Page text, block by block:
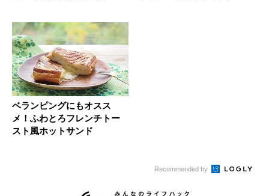
ベランピングにもオスス
メ！ふわとろフレンチトー
スト風ホットサンド
Recommended by